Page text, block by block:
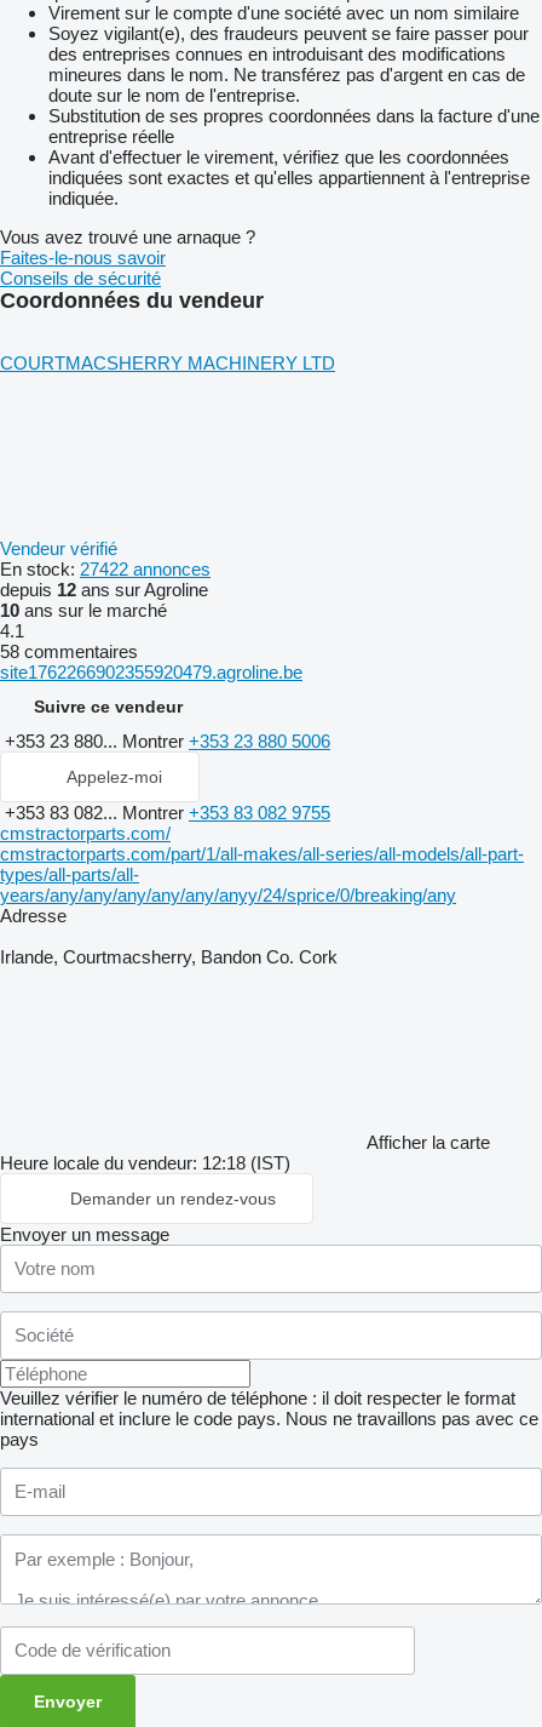
Virement sur le compte d'une société avec un nom similaire
Soyez vigilant(e), des fraudeurs peuvent se faire passer pour
des entreprises connues en introduisant des modifications
mineures dans le nom. Ne transférez pas d'argent en cas de
doute sur le nom de l'entreprise.
Substitution de ses propres coordonnées dans la facture d'une
entreprise réelle
Avant d'effectuer le virement, vérifiez que les coordonnées
indiquées sont exactes et qu'elles appartiennent à l'entreprise
indiquée.
Vous avez trouvé une arnaque ?
Faites-le-nous savoir
Conseils de sécurité
Coordonnées du vendeur
COURTMACSHERRY MACHINERY LTD
Vendeur vérifié
En stock: 27422 annonces
depuis 12 ans sur Agroline
10 ans sur le marché
4.1
58 commentaires
site1762266902355920479.agroline.be
Suivre ce vendeur
+353 23 880... Montrer +353 23 880 5006
Appelez-moi
+353 83 082... Montrer +353 83 082 9755
cmstractorparts.com/
cmstractorparts.com/part/1/all-makes/all-series/all-models/all-part-
types/all-parts/all-
years/any/any/any/any/any/anyy/24/sprice/0/breaking/any
Adresse
Irlande, Courtmacsherry, Bandon Co. Cork
Afficher la carte
Heure locale du vendeur: 12:18 (IST)
Demander un rendez-vous
Envoyer un message
Veuillez vérifier le numéro de téléphone : il doit respecter le format
international et inclure le code pays. Nous ne travaillons pas avec ce
pays